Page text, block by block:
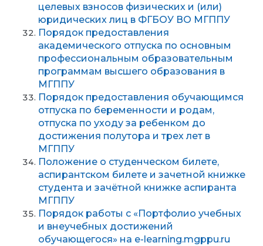
целевых взносов физических и (или)
юридических лиц в ФГБОУ ВО МГППУ
Порядок предоставления
академического отпуска по основным
профессиональным образовательным
программам высшего образования в
МГППУ
Порядок предоставления обучающимся
отпуска по беременности и родам,
отпуска по уходу за ребенком до
достижения полутора и трех лет в
МГППУ
Положение о студенческом билете,
аспирантском билете и зачетной книжке
студента и зачётной книжке аспиранта
МГППУ
Порядок работы с «Портфолио учебных
и внеучебных достижений
обучающегося» на e-learning.mgppu.ru